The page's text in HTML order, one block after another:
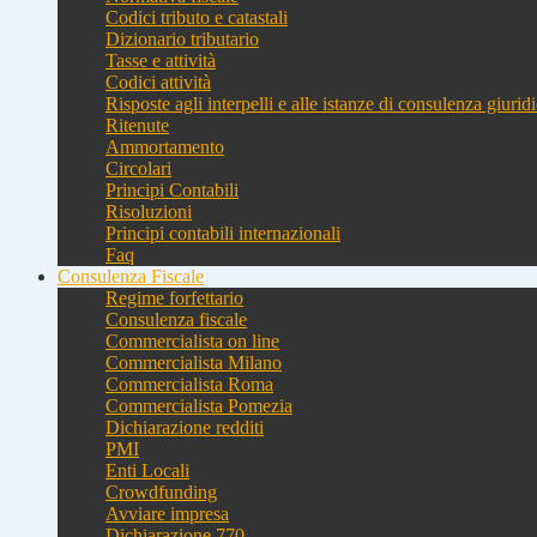
Codici tributo e catastali
Dizionario tributario
Tasse e attività
Codici attività
Risposte agli interpelli e alle istanze di consulenza
Ritenute
Ammortamento
Circolari
Principi Contabili
Risoluzioni
Principi contabili internazionali
Faq
Consulenza Fiscale
Regime forfettario
Consulenza fiscale
Commercialista on line
Commercialista Milano
Commercialista Roma
Commercialista Pomezia
Dichiarazione redditi
PMI
Enti Locali
Crowdfunding
Avviare impresa